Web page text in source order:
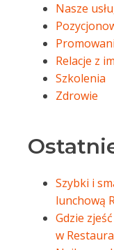
Nasze
Promowani
Relacje z
Szkolenia
Zdrowie
Szybki i
lunchową
Gdzie
w